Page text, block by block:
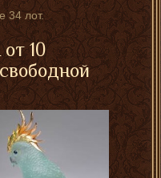
34 лот.
10